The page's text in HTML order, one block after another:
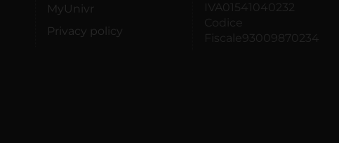
MyUnivr
Privacy policy
IVA01541040232
Codice
Fiscale93009870234